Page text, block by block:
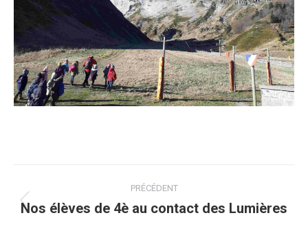
ARTICLE
PRÉCÉDENT
Article
Nos élèves de 4è au contact des Lumières